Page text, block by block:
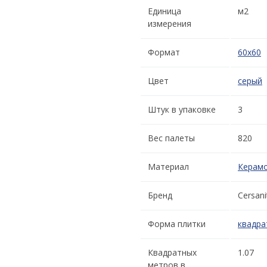
Единица
измерения
м2
Формат 60x60
Цвет серый
Штук в упаковке 3
Вес палеты 820
Материал
Бренд
Форма плитки
Квадратных
метров в
1.07